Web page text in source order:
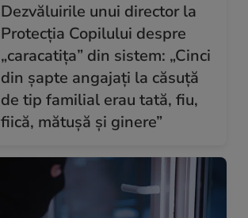
Dezvăluirile unui director la
Protecția Copilului despre
„caracatița” din sistem: „Cinci
din șapte angajați la căsuță
de tip familial erau tată, fiu,
fiică, mătușă și ginere”